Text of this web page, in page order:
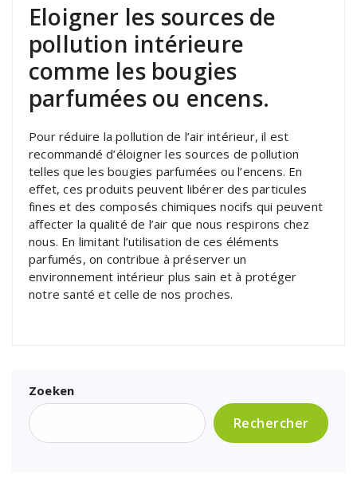
Eloigner les sources de
pollution intérieure
comme les bougies
parfumées ou encens.
Pour réduire la pollution de l’air intérieur, il est
recommandé d’éloigner les sources de pollution
telles que les bougies parfumées ou l’encens. En
effet, ces produits peuvent libérer des particules
fines et des composés chimiques nocifs qui peuvent
affecter la qualité de l’air que nous respirons chez
nous. En limitant l’utilisation de ces éléments
parfumés, on contribue à préserver un
environnement intérieur plus sain et à protéger
notre santé et celle de nos proches.
Zoeken
Rechercher